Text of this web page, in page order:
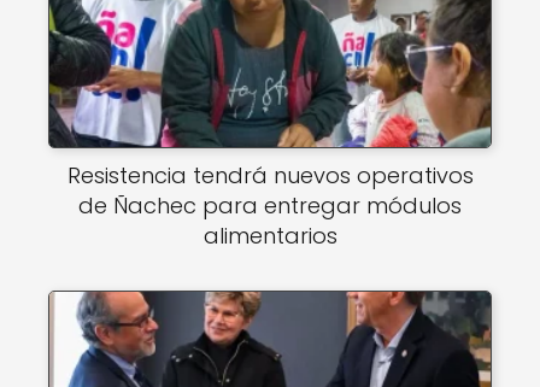
Resistencia tendrá nuevos operativos
de Ñachec para entregar módulos
alimentarios